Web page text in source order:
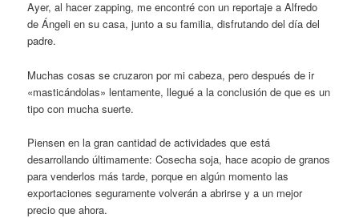
Ayer, al hacer zapping, me encontré con un reportaje a Alfredo
de Ángeli en su casa, junto a su familia, disfrutando del día del
padre.
Muchas cosas se cruzaron por mi cabeza, pero después de ir
«masticándolas» lentamente, llegué a la conclusión de que es un
tipo con mucha suerte.
Piensen en la gran cantidad de actividades que está
desarrollando últimamente: Cosecha soja, hace acopio de granos
para venderlos más tarde, porque en algún momento las
exportaciones seguramente volverán a abrirse y a un mejor
precio que ahora.